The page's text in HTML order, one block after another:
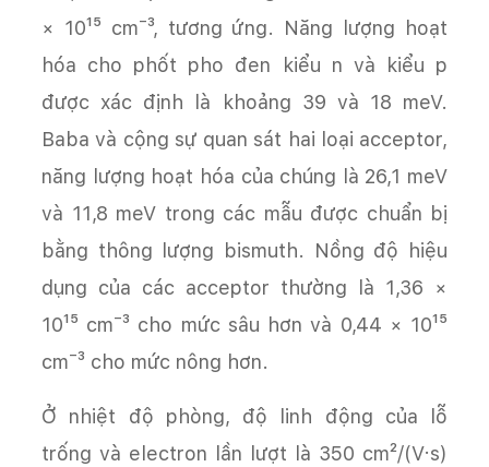
× 10¹⁵ cm⁻³, tương ứng. Năng lượng hoạt
hóa cho phốt pho đen kiểu n và kiểu p
được xác định là khoảng 39 và 18 meV.
Baba và cộng sự quan sát hai loại acceptor,
năng lượng hoạt hóa của chúng là 26,1 meV
và 11,8 meV trong các mẫu được chuẩn bị
bằng thông lượng bismuth. Nồng độ hiệu
dụng của các acceptor thường là 1,36 ×
10¹⁵ cm⁻³ cho mức sâu hơn và 0,44 × 10¹⁵
cm⁻³ cho mức nông hơn.
Ở nhiệt độ phòng, độ linh động của lỗ
trống và electron lần lượt là 350 cm²/(V·s)